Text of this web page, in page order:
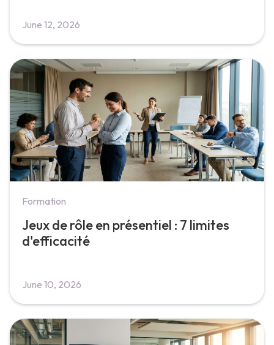
June 12, 2026
Formation
Jeux de rôle en présentiel : 7 limites
d'efficacité
June 10, 2026